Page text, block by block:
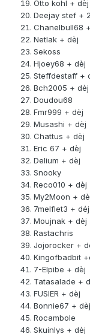
Otto kohl + dèj
Deejay stef +
Chanelbull68
Netlak + dèj
Sekoss
Hjoey68 + dèj
Steffdestaff +
Bch2005 + dèj
Doudou68
Fmr999 + dèj
Musashi + dèj
Chattus + dèj
Eric 67 + dèj
Delium + dèj
Snooky
Reco010 + dèj
My2Moon +
7melflet3 + déj
Moujnak + dèj
Rastachris
Jojorocker +
Kingofbadbit
7-Elpibe + dèj
Tatasalade +
FUSIER + dèj
Bonnie67 + dèj
Rocambole
Skuinlys + dèj